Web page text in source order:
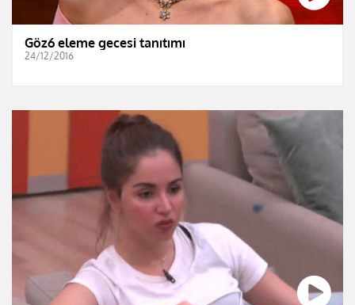
Göz6 eleme gecesi tanıtımı
24/12/2016